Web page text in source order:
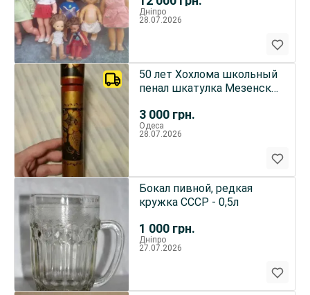
Дніпро
28.07.2026
3 000 грн.
50 лет Хохлома школьный
пенал шкатулка Мезенск
Одеса
28.07.2026
1 000 грн.
Бокал пивной, редкая
кружка СССР - 0,5л
Дніпро
27.07.2026